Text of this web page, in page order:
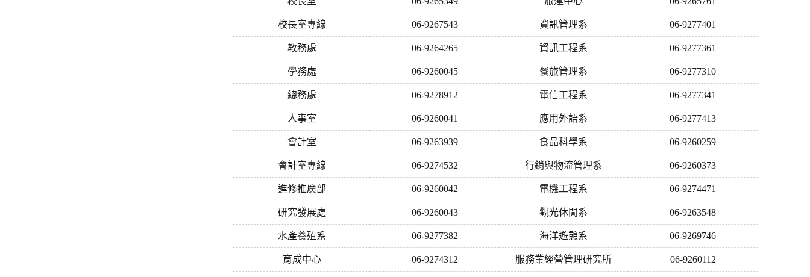
校長室專線 06-9267543 資訊管理系 06-9277401
教務處 06-9264265 資訊工程系 06-9277361
學務處 06-9260045 餐旅管理系 06-9277310
總務處 06-9278912 電信工程系 06-9277341
人事室 06-9260041 應用外語系 06-9277413
會計室 06-9263939 食品科學系 06-9260259
會計室專線 06-9274532 行銷與物流管理系 06-9260373
進修推廣部 06-9260042 電機工程系 06-9274471
研究發展處 06-9260043 觀光休閒系 06-9263548
水產養殖系 06-9277382 海洋遊憩系 06-9269746
育成中心 06-9274312 服務業經營管理研究所 06-9260112